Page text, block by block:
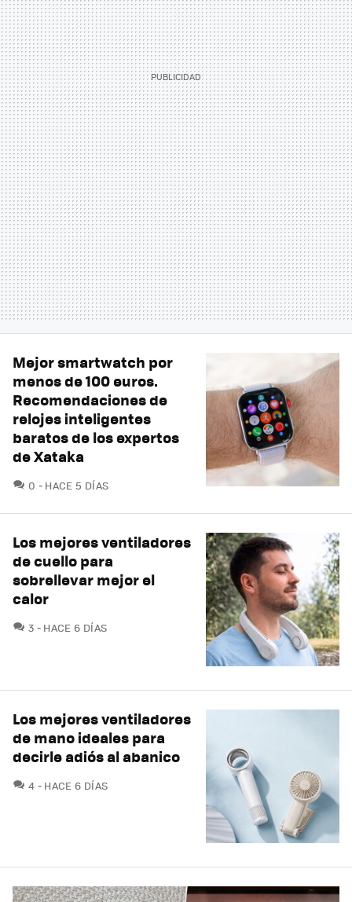
Mejor smartwatch por
menos de 100 euros.
Recomendaciones de
relojes inteligentes
baratos de los expertos
de Xataka
0 COMENTARIOS
HACE 5 DÍAS
Los mejores ventiladores
de cuello para
sobrellevar mejor el
calor
3 COMENTARIOS
HACE 6 DÍAS
Los mejores ventiladores
de mano ideales para
decirle adiós al abanico
4 COMENTARIOS
HACE 6 DÍAS